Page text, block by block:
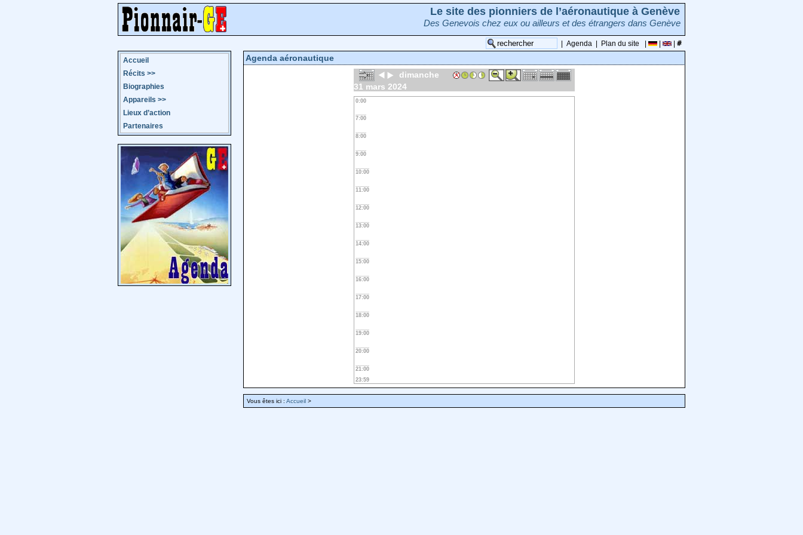
Le site des pionniers de l’aéronautique à Genève
Des Genevois chez eux ou ailleurs et des étrangers dans Genève
Agenda Plan du site
Accueil
Récits >>
Biographies
Appareils >>
Lieux d’action
Partenaires
Agenda aéronautique
dimanche
31 mars 2024
0:00
7:00
8:00
9:00
10:00
11:00
12:00
13:00
14:00
15:00
16:00
17:00
18:00
19:00
20:00
21:00
23:59
Vous êtes ici : Accueil >